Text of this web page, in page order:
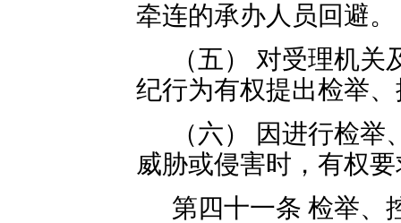
牵连的承办人员回避。
（五） 对受理机
纪行为有权提出检举
（六） 因进行检
威胁或侵害时，有权
第四十一条 检举、